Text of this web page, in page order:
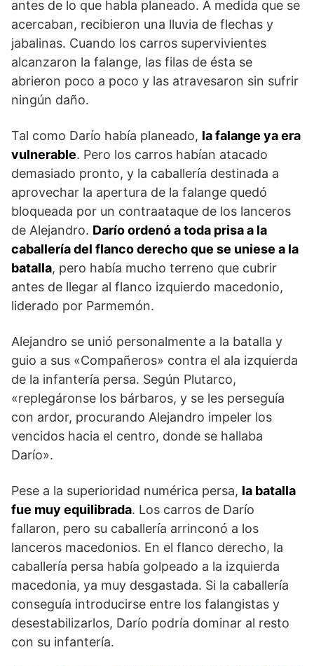
antes de lo que habla planeado. A medida que se
acercaban, recibieron una lluvia de flechas y
jabalinas. Cuando los carros supervivientes
alcanzaron la falange, las filas de ésta se
abrieron poco a poco y las atravesaron sin sufrir
ningún daño.
Tal como Darío había planeado, la falange ya era
vulnerable. Pero los carros habían atacado
demasiado pronto, y la caballería destinada a
aprovechar la apertura de la falange quedó
bloqueada por un contraataque de los lanceros
de Alejandro. Darío ordenó a toda prisa a la
caballería del flanco derecho que se uniese a la
batalla, pero había mucho terreno que cubrir
antes de llegar al flanco izquierdo macedonio,
liderado por Parmemón.
Alejandro se unió personalmente a la batalla y
guio a sus «Compañeros» contra el ala izquierda
de la infantería persa. Según Plutarco,
«replegáronse los bárbaros, y se les perseguía
con ardor, procurando Alejandro impeler los
vencidos hacia el centro, donde se hallaba
Darío».
Pese a la superioridad numérica persa, la batalla
fue muy equilibrada. Los carros de Darío
fallaron, pero su caballería arrinconó a los
lanceros macedonios. En el flanco derecho, la
caballería persa había golpeado a la izquierda
macedonia, ya muy desgastada. Si la caballería
conseguía introducirse entre los falangistas y
desestabilizarlos, Darío podría dominar al resto
con su infantería.